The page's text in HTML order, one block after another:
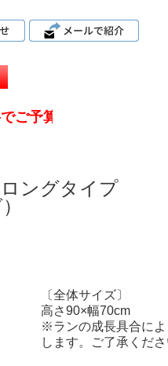
クラク】
ングタイプ
〔全体サイズ〕
高さ90×幅70cm
※ランの成長具合によ
します。ご了承くださ